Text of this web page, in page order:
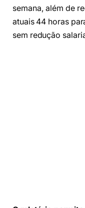
semana, além de
atuais 44 horas
sem redução